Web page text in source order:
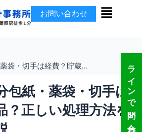
お問い合わせ
メ
ニ
袋・切手は経費？貯蔵...
包紙・薬袋・切手は
？正しい処理方法を